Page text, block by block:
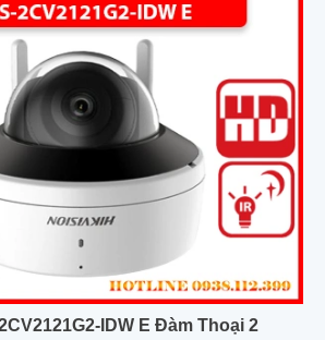
IDW E Đàm Thoại 2